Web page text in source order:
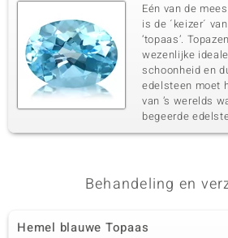
Eén van de
is de ´keizer´
‘topaas’.
wezenlijke
schoonheid en
edelsteen moet
van ’s werelds
begeerde
Behandeling en
Hemel blauwe Topaas